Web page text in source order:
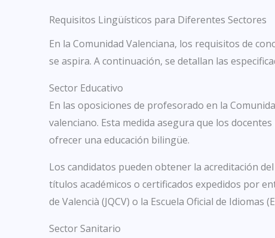
Requisitos Lingüísticos para Diferentes Sectores
En la Comunidad Valenciana, los requisitos de
se aspira. A continuación, se detallan las
Sector Educativo
En las oposiciones de profesorado en la
valenciano. Esta medida asegura que los
ofrecer una educación bilingüe.
Los candidatos pueden obtener la acreditación
títulos académicos o certificados expedidos por
de Valencià (JQCV) o la Escuela Oficial de Idiomas
Sector Sanitario